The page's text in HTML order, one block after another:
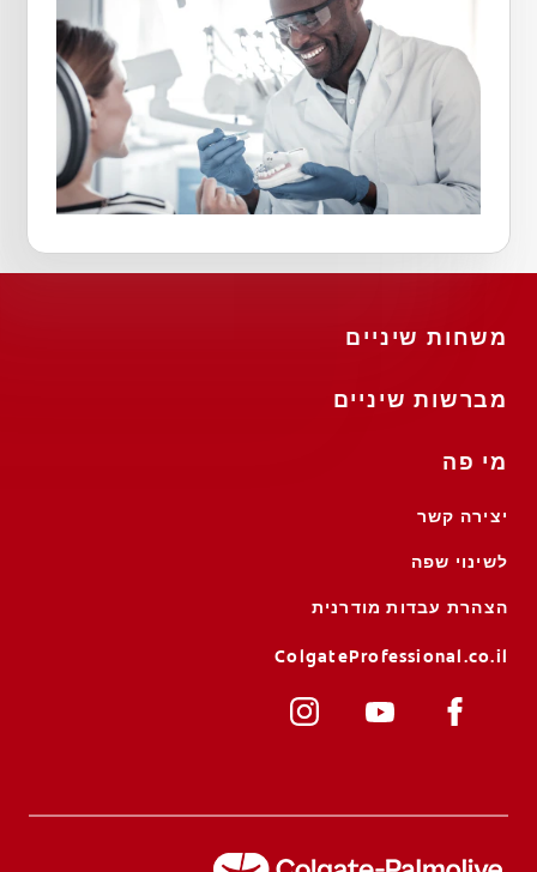
משחות שיניים
מברשות שיניים
מי פה
יצירה קשר
לשינוי שפה
הצהרת עבדות מודרנית
ColgateProfessional.co.il